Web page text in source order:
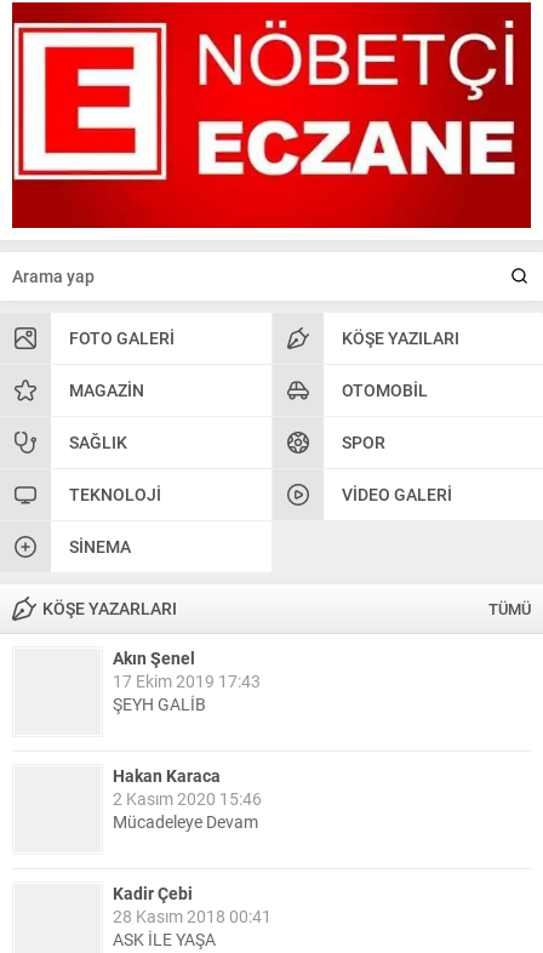
FOTO GALERI KÖŞE YAZILARI
MAGAZIN OTOMOBIL
SAĞLIK SPOR
TEKNOLOJI VIDEO GALERI
SINEMA
KÖŞE YAZARLARI TÜMÜ
Akın Şenel
17 Ekim 2019 17:43
ŞEYH GALİB
Hakan Karaca
2 Kasım 2020 15:46
Mücadeleye Devam
Kadir Çebi
28 Kasım 2018 00:41
ASK İLE YAŞA